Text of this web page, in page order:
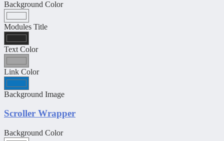
Background Color
Modules Title
Text Color
Link Color
Background Image
Scroller Wrapper
Background Color